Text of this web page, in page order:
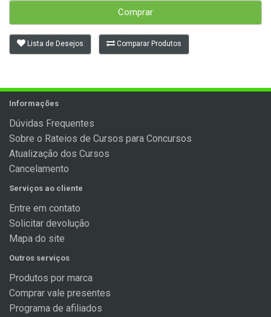
Comprar
Lista de Desejos Comparar Produtos
Informações
Dúvidas Frequentes
Sobre o Rateios de Cursos para Concursos
Atualização dos Cursos
Cancelamento
Serviços ao cliente
Entre em contato
Solicitar devolução
Mapa do site
Outros serviços
Produtos por marca
Comprar vale presentes
Programa de afiliados